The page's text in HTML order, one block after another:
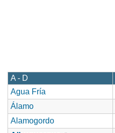
A - D
Agua Fría
Álamo
Alamogordo